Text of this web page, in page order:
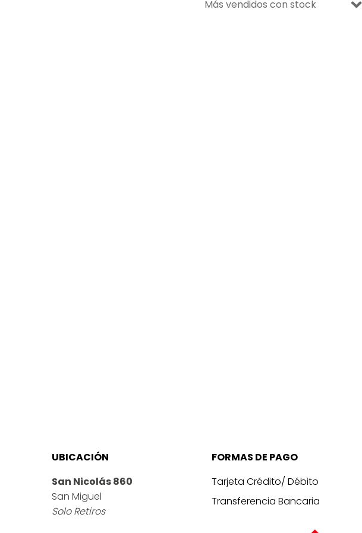
UBICACIÓN
San Nicolás 860
San Miguel
Solo Retiros
FORMAS DE PAGO
Tarjeta Crédito/ Débito
Transferencia Bancaria